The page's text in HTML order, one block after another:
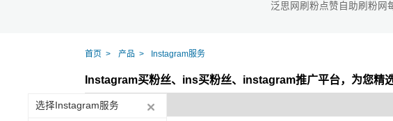
泛思网刷粉点赞自助刷粉网
首页 产品 Instagram服务
Instagram买粉丝、ins买粉丝、instagram推广平台，为您精
选择Instagram服务